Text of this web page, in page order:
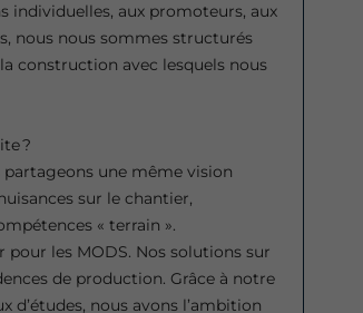
individuelles, aux promoteurs, aux
nous nous sommes structurés
construction avec lesquels nous
?
une même vision
sur le chantier,
« terrain ».
les MODS. Nos solutions sur
de production. Grâce à notre
d’études, nous avons l’ambition